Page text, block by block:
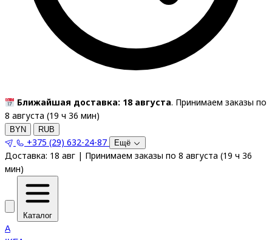
Ближайшая доставка: 18 августа. Принимаем заказы по
8 августа (19 ч 36 мин)
BYN RUB
+375 (29) 632-24-87 Ещё
Доставка: 18 авг | Принимаем заказы по 8 августа (19 ч 36
мин)
Каталог
A